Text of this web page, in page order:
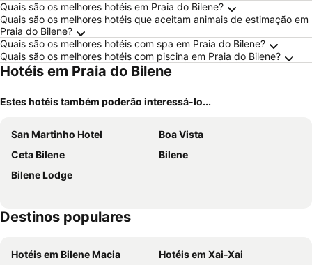
Quais são os melhores hotéis em Praia do Bilene?
Quais são os melhores hotéis que aceitam animais de estimação em
Praia do Bilene?
Quais são os melhores hotéis com spa em Praia do Bilene?
Quais são os melhores hotéis com piscina em Praia do Bilene?
Hotéis em Praia do Bilene
Estes hotéis também poderão interessá-lo...
San Martinho Hotel
Boa Vista
Ceta Bilene
Bilene
Bilene Lodge
Destinos populares
Hotéis em Bilene Macia Hotéis em Xai-Xai